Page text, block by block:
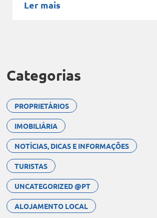
Ler mais
Categorias
PROPRIETÁRIOS
IMOBILIÁRIA
NOTÍCIAS, DICAS E INFORMAÇÕES
TURISTAS
UNCATEGORIZED @PT
ALOJAMENTO LOCAL